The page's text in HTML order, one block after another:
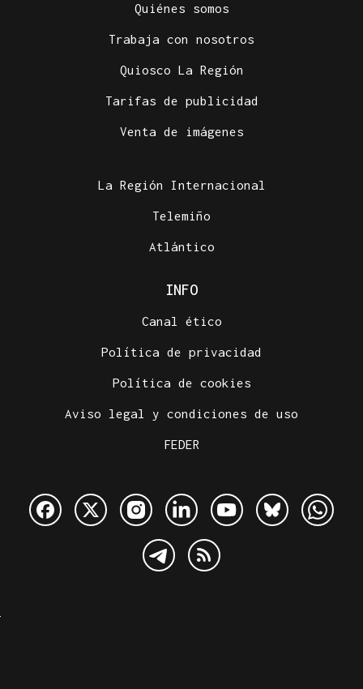
Quiénes somos
Trabaja con nosotros
Quiosco La Región
Tarifas de publicidad
Venta de imágenes
La Región Internacional
Telemiño
Atlántico
INFO
Canal ético
Política de privacidad
Política de cookies
Aviso legal y condiciones de uso
FEDER